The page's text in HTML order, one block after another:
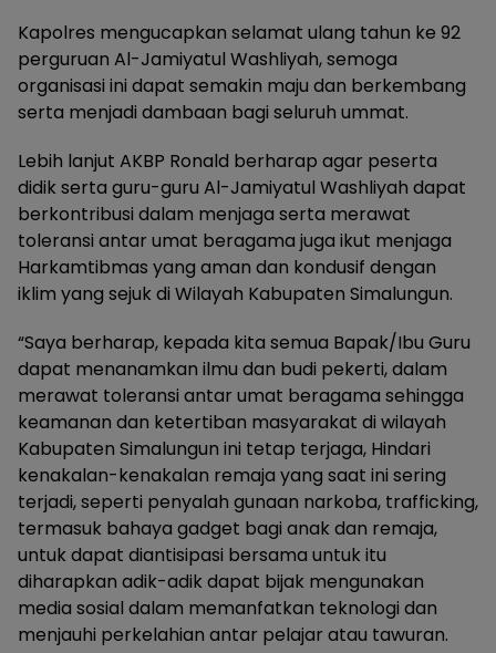
Kapolres mengucapkan selamat ulang tahun ke 92
perguruan Al-Jamiyatul Washliyah, semoga
organisasi ini dapat semakin maju dan berkembang
serta menjadi dambaan bagi seluruh ummat.
Lebih lanjut AKBP Ronald berharap agar peserta
didik serta guru-guru Al-Jamiyatul Washliyah dapat
berkontribusi dalam menjaga serta merawat
toleransi antar umat beragama juga ikut menjaga
Harkamtibmas yang aman dan kondusif dengan
iklim yang sejuk di Wilayah Kabupaten Simalungun.
“Saya berharap, kepada kita semua Bapak/Ibu Guru
dapat menanamkan ilmu dan budi pekerti, dalam
merawat toleransi antar umat beragama sehingga
keamanan dan ketertiban masyarakat di wilayah
Kabupaten Simalungun ini tetap terjaga, Hindari
kenakalan-kenakalan remaja yang saat ini sering
terjadi, seperti penyalah gunaan narkoba, trafficking,
termasuk bahaya gadget bagi anak dan remaja,
untuk dapat diantisipasi bersama untuk itu
diharapkan adik-adik dapat bijak mengunakan
media sosial dalam memanfatkan teknologi dan
menjauhi perkelahian antar pelajar atau tawuran.